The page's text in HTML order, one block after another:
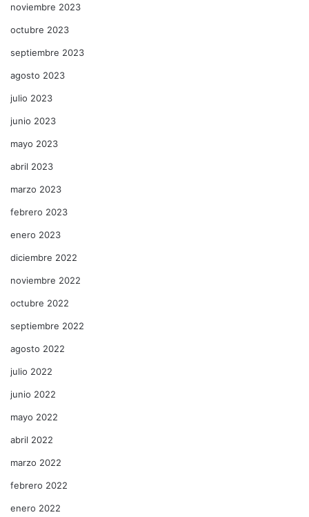
noviembre 2023
octubre 2023
septiembre 2023
agosto 2023
julio 2023
junio 2023
mayo 2023
abril 2023
marzo 2023
febrero 2023
enero 2023
diciembre 2022
noviembre 2022
octubre 2022
septiembre 2022
agosto 2022
julio 2022
junio 2022
mayo 2022
abril 2022
marzo 2022
febrero 2022
enero 2022